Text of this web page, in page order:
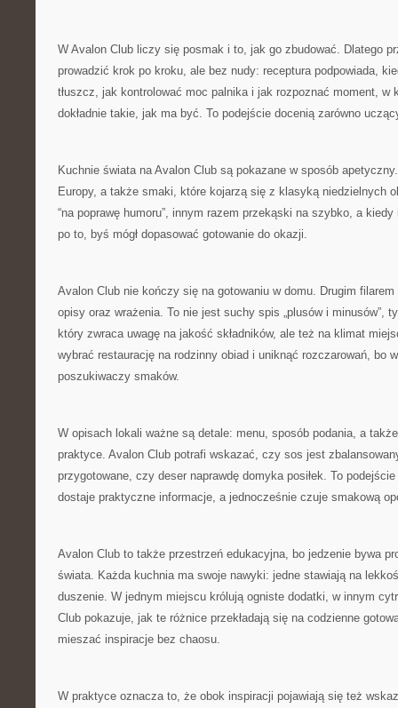
W Avalon Club liczy się posmak i to, jak go zbudować. Dlatego
prowadzić krok po kroku, ale bez nudy: receptura podpowiada,
tłuszcz, jak kontrolować moc palnika i jak rozpoznać moment, w
dokładnie takie, jak ma być. To podejście docenią zarówno
Kuchnie świata na Avalon Club są pokazane w sposób
Europy, a także smaki, które kojarzą się z klasyką niedzielnych
“na poprawę humoru”, innym razem przekąski na szybko, a
po to, byś mógł dopasować gotowanie do okazji.
Avalon Club nie kończy się na gotowaniu w domu. Drugim
opisy oraz wrażenia. To nie jest suchy spis „plusów i minusów”,
który zwraca uwagę na jakość składników, ale też na klimat
wybrać restaurację na rodzinny obiad i uniknąć rozczarowań, bo
poszukiwaczy smaków.
W opisach lokali ważne są detale: menu, sposób podania, a
praktyce. Avalon Club potrafi wskazać, czy sos jest
przygotowane, czy deser naprawdę domyka posiłek. To
dostaje praktyczne informacje, a jednocześnie czuje smakową
Avalon Club to także przestrzeń edukacyjna, bo jedzenie bywa
świata. Każda kuchnia ma swoje nawyki: jedne stawiają na
duszenie. W jednym miejscu królują ogniste dodatki, w innym
Club pokazuje, jak te różnice przekładają się na codzienne
mieszać inspiracje bez chaosu.
W praktyce oznacza to, że obok inspiracji pojawiają się też